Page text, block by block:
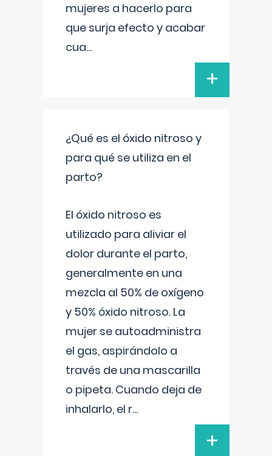
mujeres a hacerlo para
que surja efecto y acabar
cua...
+
¿Qué es el óxido nitroso y
para qué se utiliza en el
parto?
El óxido nitroso es
utilizado para aliviar el
dolor durante el parto,
generalmente en una
mezcla al 50% de oxígeno
y 50% óxido nitroso. La
mujer se autoadministra
el gas, aspirándolo a
través de una mascarilla
o pipeta. Cuando deja de
inhalarlo, el r...
+